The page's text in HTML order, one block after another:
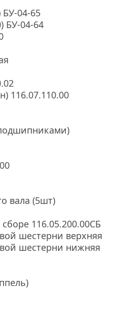
БУ-04-65
БУ-04-64
116.07.110.00
вала (5шт)
116.05.200.00СБ
шестерни верхняя
шестерни нижняя